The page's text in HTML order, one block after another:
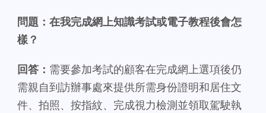
問題：在我完成網上知識考試或電子教程後會怎
樣？
回答： 需要參加考試的顧客在完成網上選項後仍
需親自到訪辦事處來提供所需身份證明和居住文
件、拍照、按指紋、完成視力檢測並領取駕駛執